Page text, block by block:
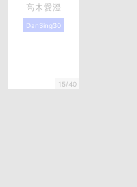
高木愛澄
DanSing30
15/40